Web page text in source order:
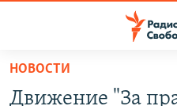
упрощенного
доступа
НОВОСТИ
Движение "За